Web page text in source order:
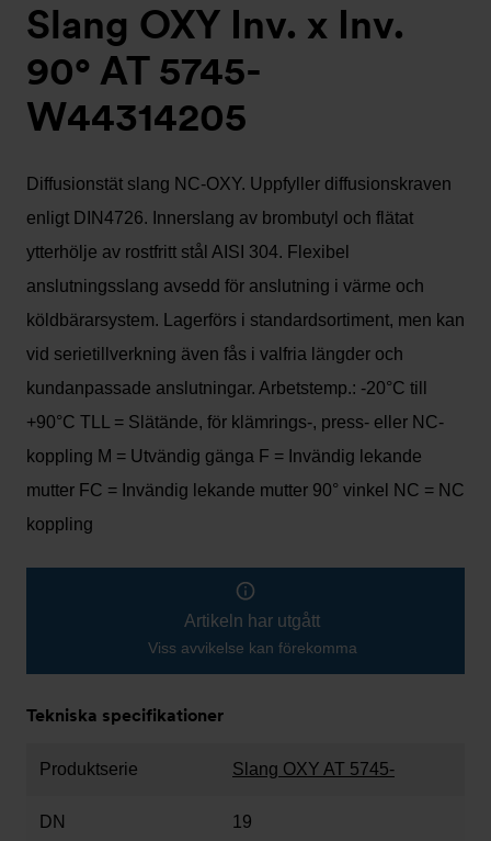
Slang OXY Inv. x Inv.
90° AT 5745-
W44314205
Diffusionstät slang NC-OXY. Uppfyller diffusionskraven
enligt DIN4726. Innerslang av brombutyl och flätat
ytterhölje av rostfritt stål AISI 304. Flexibel
anslutningsslang avsedd för anslutning i värme och
köldbärarsystem. Lagerförs i standardsortiment, men kan
vid serietillverkning även fås i valfria längder och
kundanpassade anslutningar. Arbetstemp.: -20°C till
+90°C TLL = Slätände, för klämrings-, press- eller NC-
koppling M = Utvändig gänga F = Invändig lekande
mutter FC = Invändig lekande mutter 90° vinkel NC = NC
koppling
Artikeln har utgått
Viss avvikelse kan förekomma
Tekniska specifikationer
Produktserie Slang OXY AT 5745-
DN 19